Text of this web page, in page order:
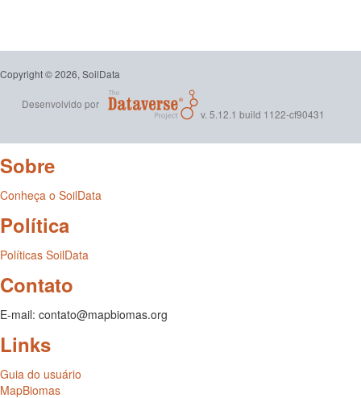
Copyright © 2026, SoilData
Desenvolvido por
v. 5.12.1 build 1122-cf90431
Sobre
Conheça o SoilData
Política
Políticas SoilData
Contato
E-mail: contato@mapbiomas.org
Links
Guia do usuário
MapBiomas